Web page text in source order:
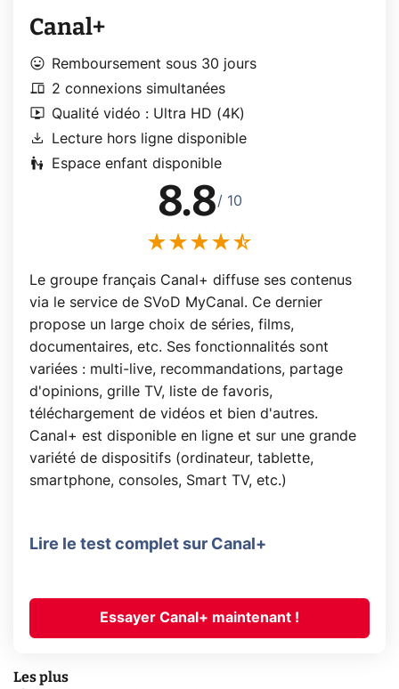
Canal+
mood Remboursement sous 30 jours
devices 2 connexions simultanées
live_tv Qualité vidéo : Ultra HD (4K)
download Lecture hors ligne disponible
escalator_warning Espace enfant disponible
8.8/ 10
Le groupe français Canal+ diffuse ses contenus
via le service de SVoD MyCanal. Ce dernier
propose un large choix de séries, films,
documentaires, etc. Ses fonctionnalités sont
variées : multi-live, recommandations, partage
d'opinions, grille TV, liste de favoris,
téléchargement de vidéos et bien d'autres.
Canal+ est disponible en ligne et sur une grande
variété de dispositifs (ordinateur, tablette,
smartphone, consoles, Smart TV, etc.)
Lire le test complet sur Canal+
Essayer Canal+ maintenant !
Les plus